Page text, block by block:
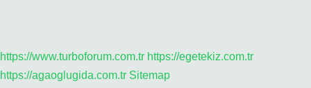
https://www.turboforum.com.tr https://egetekiz.com.tr
https://agaoglugida.com.tr Sitemap